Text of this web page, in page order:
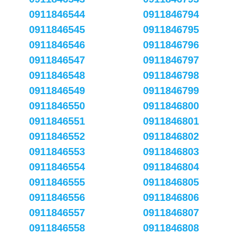
0911846544
0911846545
0911846546
0911846547
0911846548
0911846549
0911846550
0911846551
0911846552
0911846553
0911846554
0911846555
0911846556
0911846557
0911846558
0911846794
0911846795
0911846796
0911846797
0911846798
0911846799
0911846800
0911846801
0911846802
0911846803
0911846804
0911846805
0911846806
0911846807
0911846808